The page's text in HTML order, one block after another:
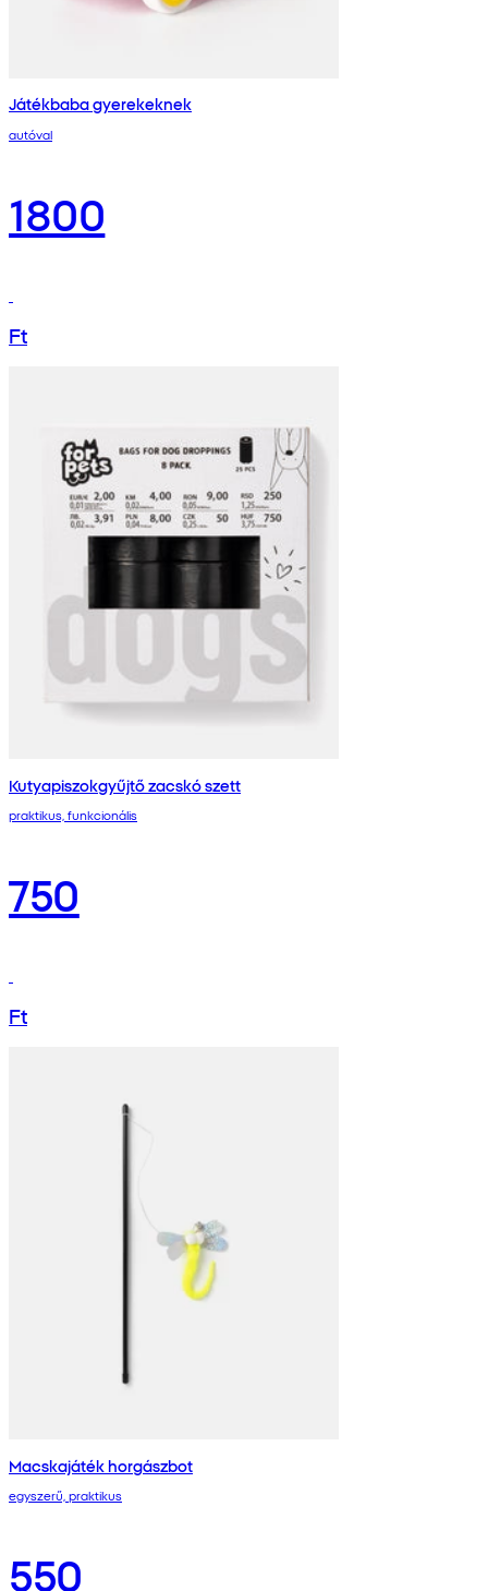
Játékbaba gyerekeknek
autóval
1800
Ft
Kutyapiszokgyűjtő zacskó szett
praktikus, funkcionális
750
Ft
Macskajáték horgászbot
egyszerű, praktikus
550